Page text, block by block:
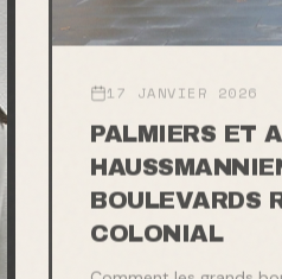
PALMIERS ET
BOULEVARDS
COLONIAL
Comment les grands